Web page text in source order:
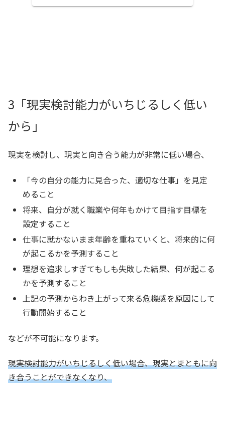
3「現実検討能力がいちじるしく低い
から」
現実を検討し、現実と向き合う能力が非常に低い場合、
「今の自分の能力に見合った、適切な仕事」を見定
めること
将来、自分が就く職業や何年もかけて目指す目標を
設定すること
仕事に就かないまま年齢を重ねていくと、将来的に何
が起こるかを予測すること
理想を追求しすぎてもしも失敗した結果、何が起こる
かを予測すること
上記の予測からわき上がって来る危機感を原因にして
行動開始すること
などが不可能になります。
現実検討能力がいちじるしく低い場合、現実とまともに向
き合うことができなくなり、